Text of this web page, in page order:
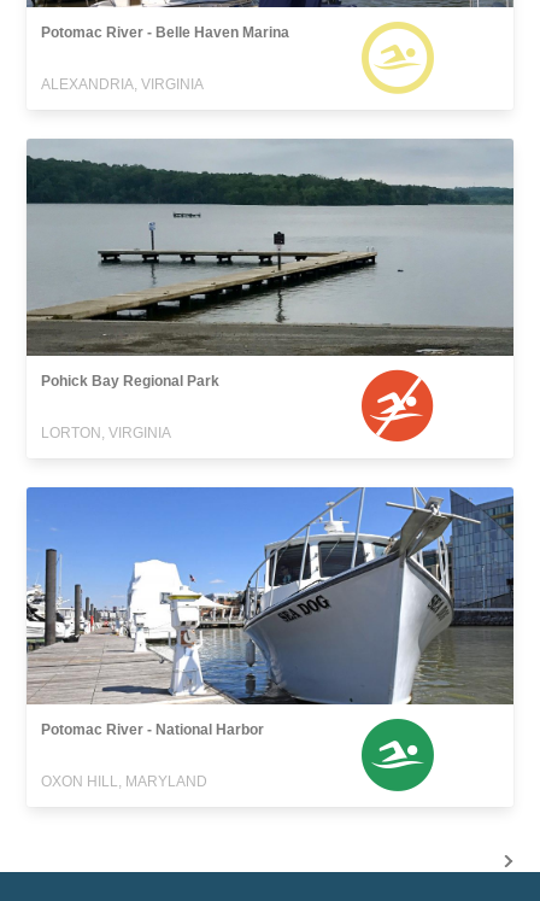
Potomac River - Belle Haven Marina
ALEXANDRIA, VIRGINIA
Pohick Bay Regional Park
LORTON, VIRGINIA
Potomac River - National Harbor
OXON HILL, MARYLAND